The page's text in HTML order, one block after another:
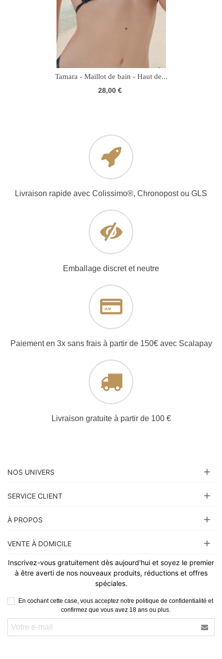
Tamara - Maillot de bain - Haut de...
28,00 €
Livraison rapide avec Colissimo®, Chronopost ou GLS
Emballage discret et neutre
Paiement en 3x sans frais à partir de 150€ avec Scalapay
Livraison gratuite à partir de 100 €
NOS UNIVERS
SERVICE CLIENT
À PROPOS
VENTE À DOMICILE
Inscrivez-vous gratuitement dès aujourd'hui et soyez le premier
à être averti de nos nouveaux produits, réductions et offres
spéciales.
En cochant cette case, vous acceptez notre politique de confidentialité et
confirmez que vous avez 18 ans ou plus.